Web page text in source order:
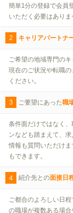
簡単1分の登録で会員
いただく必要はありま
2 キャリアパートナ
ご希望の地域専門の
現在のご状況や転職
ください。
3 ご要望にあった職
条件面だけではなく
ンなども踏まえて、
情報も質問いただけ
もできます。
4 紹介先との面接日
ご都合のよろしい日
の職場が複数ある場